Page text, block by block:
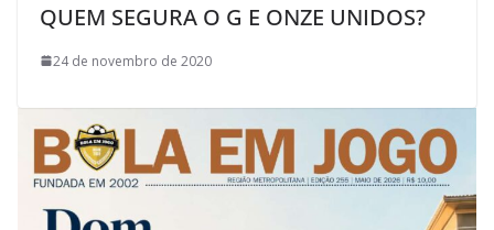
QUEM SEGURA O G E ONZE UNIDOS?
24 de novembro de 2020